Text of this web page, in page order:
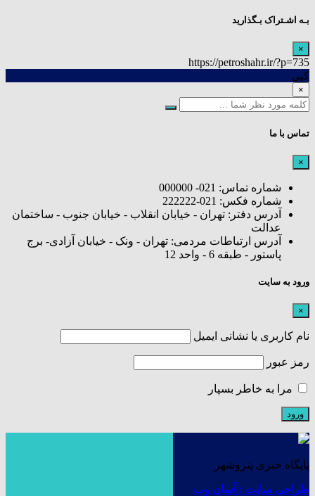
بـه اشـتراک بـگذارید
×
https://petroshahr.ir/?p=735
کپی
×
تماس با ما
×
شماره تماس: 021- 000000
شماره فکس: 021-222222
آدرس دفتر: تهران - خیابان انقلاب - خیابان جنوب - ساختمان
عدالت
آدرس ارتباطات مردمی: تهران - ونک - خیابان آزادی- برج
پاستور - طبقه 6 - واحد 12
ورود به سایت
×
نام کاربری یا نشانی ایمیل
رمز عبور
مرا به خاطر بسپار
پایگاه خبری پتروشهر
طراحی سایت : آسان وب